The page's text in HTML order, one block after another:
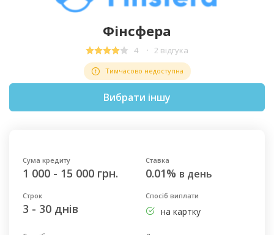
Фінсфера
4 2 відгука
Тимчасово недоступна
Вибрати іншу
Сума кредиту
1 000 - 15 000 грн.
Ставка
0.01% в день
Строк
3 - 30 днів
Спосіб виплати
на картку